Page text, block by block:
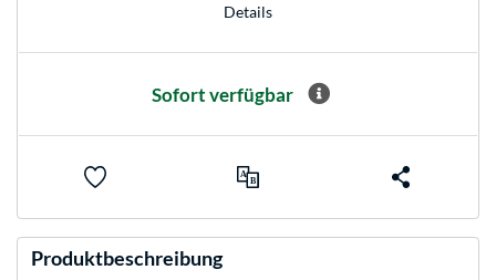
Details
Sofort verfügbar
Produktbeschreibung